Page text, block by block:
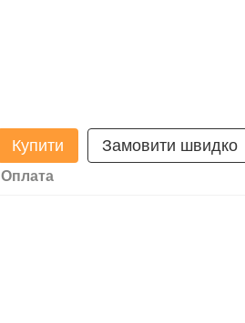
Купити Замовити швидко
Оплата